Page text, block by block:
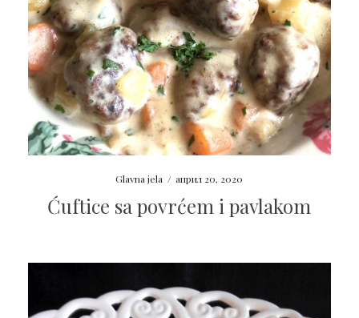
Glavna jela / април 20, 2020
Ćuftice sa povrćem i pavlakom